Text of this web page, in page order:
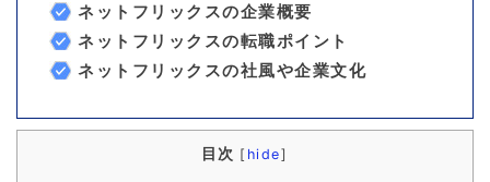
ネットフリックスの企業概要
ネットフリックスの転職ポイント
ネットフリックスの社風や企業文化
目次 [ hide]